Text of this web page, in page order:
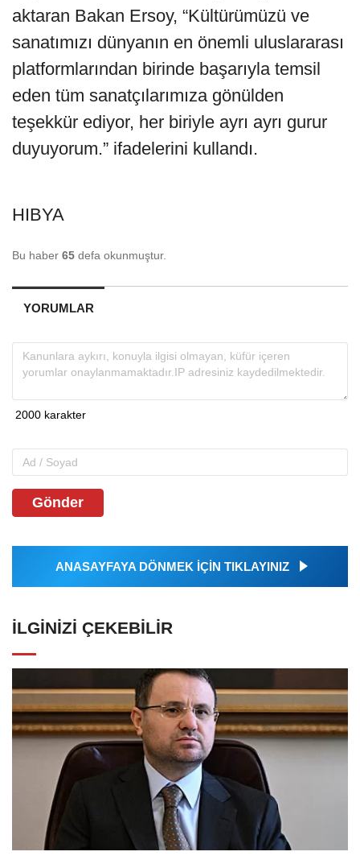
aktaran Bakan Ersoy, “Kültürümüzü ve
sanatımızı dünyanın en önemli uluslararası
platformlarından birinde başarıyla temsil
eden tüm sanatçılarımıza gönülden
teşekkür ediyor, her biriyle ayrı ayrı gurur
duyuyorum.” ifadelerini kullandı.
HIBYA
Bu haber 65 defa okunmuştur.
YORUMLAR
Gönder
ANASAYFAYA DÖNMEK İÇİN TIKLAYINIZ
İLGINIZI ÇEKEBILIR